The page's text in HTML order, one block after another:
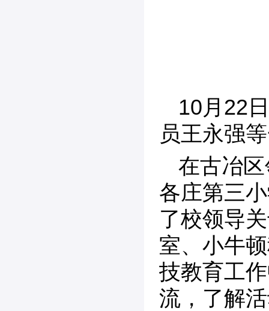
10月22
员王永强
在古冶
各庄第三
了校领导
室、小牛
技教育工
流，了解